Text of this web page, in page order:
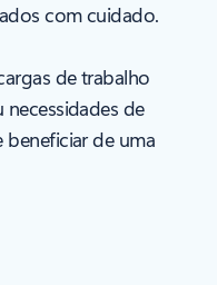
com cuidado.
de trabalho
de
de uma